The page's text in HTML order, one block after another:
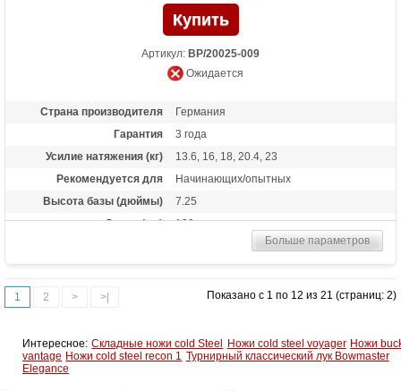
Артикул: BP/20025-009
Ожидается
Страна производителя
Германия
Гарантия
3 года
Усилие натяжения (кг)
13.6, 16, 18, 20.4, 23
Рекомендуется для
Начинающих/опытных
Высота базы (дюймы)
7.25
Длина (см)
130
рог, фиберглас, кожа
Назначение
Развлечение, охота
Особенности
Одинаково пригоден как для правшей,
Больше параметров
1 2 > >| Показано с 1 по 12 из 21 (страниц: 2)
Интересное: Складные ножи cold Steel Ножи cold steel voyager Ножи
vantage Ножи cold steel recon 1 Турнирный классический лук Bowmaster
Elegance